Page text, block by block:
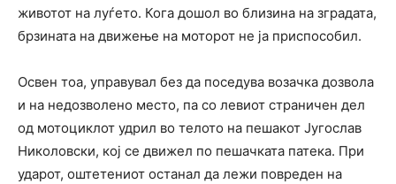
животот на луѓето. Кога дошол во близина на зградата,
брзината на движење на моторот не ја приспособил.
Освен тоа, управувал без да поседува возачка дозвола
и на недозволено место, па со левиот страничен дел
од мотоциклот удрил во телото на пешакот Југослав
Николовски, кој се движел по пешачката патека. При
ударот, оштетениот останал да лежи повреден на